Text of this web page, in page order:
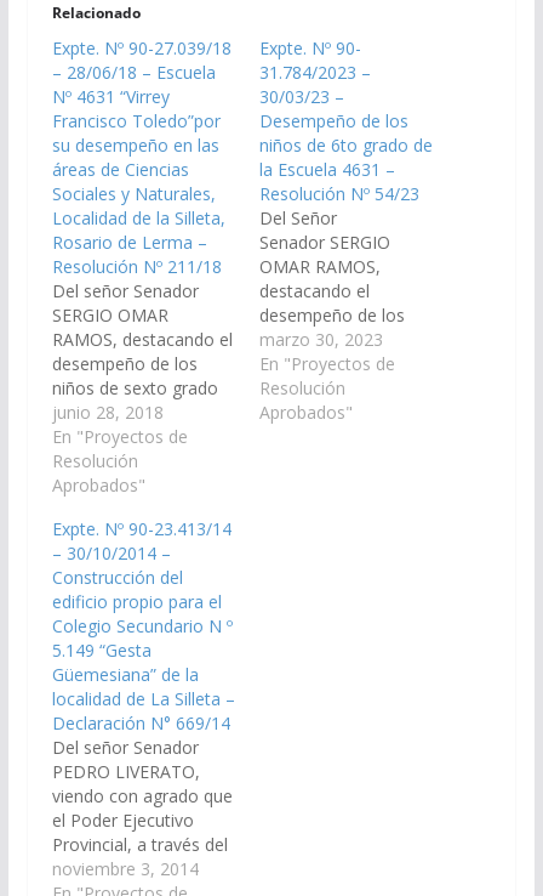
Relacionado
Expte. Nº 90-27.039/18
– 28/06/18 – Escuela
Nº 4631 “Virrey
Francisco Toledo”por
su desempeño en las
áreas de Ciencias
Sociales y Naturales,
Localidad de la Silleta,
Rosario de Lerma –
Resolución Nº 211/18
Del señor Senador
SERGIO OMAR
RAMOS, destacando el
desempeño de los
niños de sexto grado
de la Escuela Nº 4631
“Virrey Francisco
Toledo”, ubicada en la
localidad de la Silleta,
Lerma, por su notorio
desempeño en las
áreas Ciencias Sociales
y Ciencias Naturales en
el dispositivo de…
junio 28, 2018
En "Proyectos de
Resolución
Aprobados"
Expte. Nº 90-
31.784/2023 –
30/03/23 –
Desempeño de los
niños de 6to grado de
la Escuela 4631 –
Resolución Nº 54/23
Del Señor
Senador SERGIO
OMAR RAMOS,
destacando el
desempeño de los
niños de 6to grado de
la Escuela Nº 4631
¨Virrey Francisco
Toledo¨, ubicada en la
marzo 30, 2023
En "Proyectos de
Resolución
Aprobados"
Expte. Nº 90-23.413/14
– 30/10/2014 –
Construcción del
edificio propio para el
Colegio Secundario N º
5.149 “Gesta
Güemesiana” de la
localidad de La Silleta –
Declaración N° 669/14
Del señor Senador
PEDRO LIVERATO,
viendo con agrado que
el Poder Ejecutivo
Provincial, a través del
Ministerio de
noviembre 3, 2014